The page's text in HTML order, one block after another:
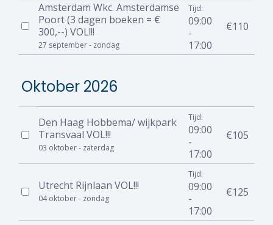
Amsterdam Wkc. Amsterdamse
Poort (3 dagen boeken = €
300,--) VOL!!!
27 september - zondag
Tijd:
09:00
-
17:00
€110
Oktober 2026
Den Haag Hobbema/ wijkpark
Transvaal VOL!!!
03 oktober - zaterdag
Tijd:
09:00
-
17:00
€105
Utrecht Rijnlaan VOL!!!
04 oktober - zondag
Tijd:
09:00
-
17:00
€125